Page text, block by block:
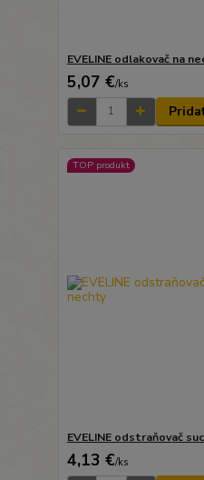
EVELINE odlakovač na
5,07 €/ks
TOP produkt
EVELINE odstraňovač
4,13 €/ks